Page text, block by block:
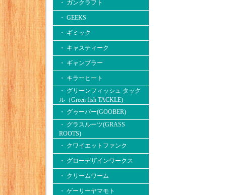
・ ガンクラフト
・ GEEKS
・ ギミック
・ キャスティーク
・ ギャンブラー
・ キラーヒート
・ グリーンフィッシュ タック
ル（Green fish TACKLE)
・ グゥーバー(GOOBER)
・ グラスルーツ(GRASS
ROOTS)
・ クワイエットファンク
・ グローデザインワークス
・ クリームワーム
・ ゲーリーヤマモト